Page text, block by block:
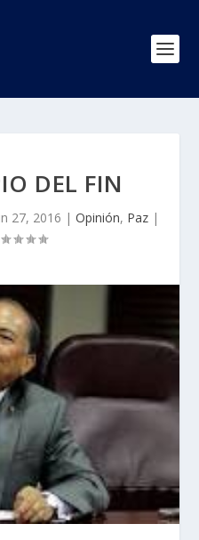
DEL FIN
27, 2016 | Opinión, Paz |